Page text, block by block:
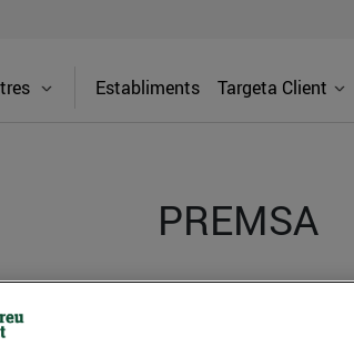
Establiments Targeta Client
PREMSA
dels supermercats Bonpreu i Esclat